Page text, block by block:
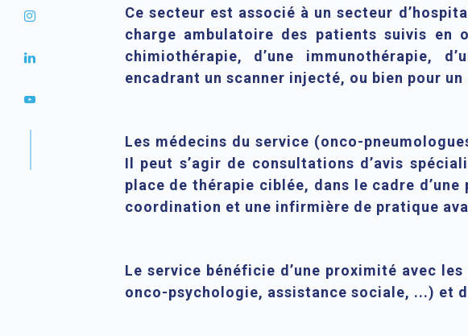
Ce secteur est associé à un secteur
charge ambulatoire des patients suivis en
chimiothérapie, d’une immunothérapie,
encadrant un scanner injecté, ou bien pour
Les médecins du service (onco-
Il peut s’agir de consultations d’avis
place de thérapie ciblée, dans le cadre
coordination et une infirmière de pratique
Le service bénéficie d’une proximité avec
onco-psychologie, assistance sociale, ...) et